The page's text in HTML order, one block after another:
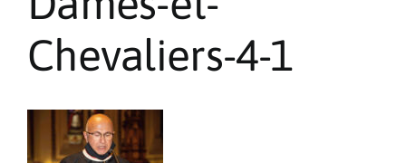
Contact
Chevaliers-4-1